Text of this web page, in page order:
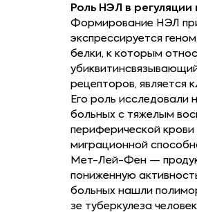
Роль НЭЛ в
Формирование НЭЛ при
экспрессируется
белки, к которым
рецепторов, является
Его роль исследовали
больных с тяжелым
периферической
миграционной
Мет-Лей-Фен —
пониженную
больных нашли
зе туберкулеза